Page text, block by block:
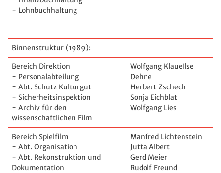
- Lohnbuchhaltung
Binnenstruktur (1989):
Bereich Direktion
- Personalabteilung
- Abt. Schutz Kulturgut
- Sicherheitsinspektion
- Archiv für den
wissenschaftlichen Film
Wolfgang KlaueIlse
Dehne
Herbert Zschech
Sonja Eichblat
Wolfgang Lies
Bereich Spielfilm
- Abt. Organisation
- Abt. Rekonstruktion und
Dokumentation
Manfred Lichtenstein
Jutta Albert
Gerd Meier
Rudolf Freund